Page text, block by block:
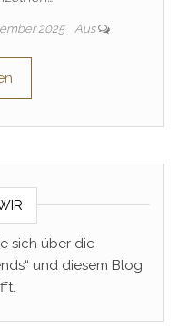
2025 Aus
sich über die
und diesem Blog